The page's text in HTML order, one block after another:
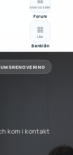
LÅN
Banklån
DISKUSSION
Forum
kom i kontakt